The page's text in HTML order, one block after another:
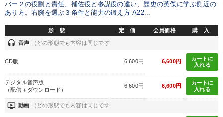
バー２の役割と責任、補佐役と参謀役の違い、歴史の英傑に学ぶ側近の
あり方。右腕を選ぶ３条件と能力の鍛え方 A22...
形 態 定 価 会員価格 購 入
headset 音声 （どの形態でも内容は同じです）
CD版 6,600円 6,600円
カートに
入れる
デジタル音声版
（配信＋ダウンロード）
6,600円 6,600円
カートに
入れる
ondemand_video 動画 （どの形態でも内容は同じです）